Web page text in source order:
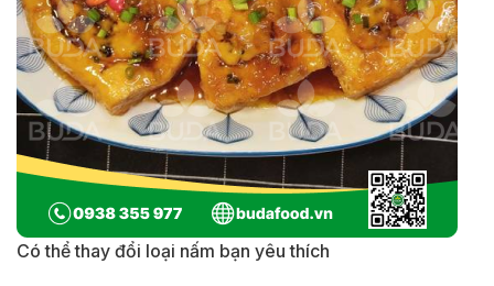
Có thể thay đổi loại nấm bạn yêu thích